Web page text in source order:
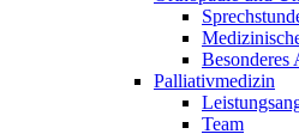
Palliativmedizin
Team